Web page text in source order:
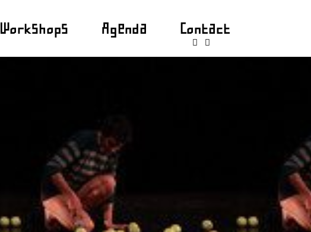
Workshops Agenda Contact